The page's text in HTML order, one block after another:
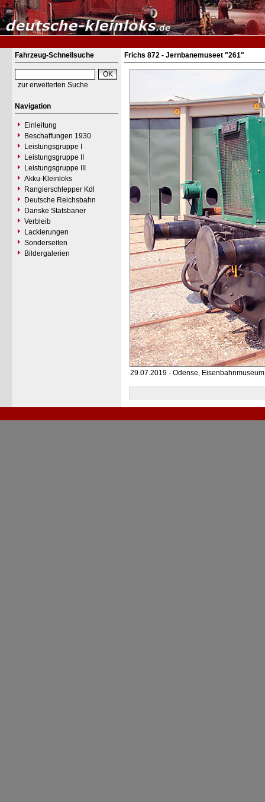
Fahrzeug-Schnellsuche
zur erweiterten Suche
Navigation
Einleitung
Beschaffungen 1930
Leistungsgruppe I
Leistungsgruppe II
Leistungsgruppe III
Akku-Kleinloks
Rangierschlepper Kdl
Deutsche Reichsbahn
Danske Statsbaner
Verbleib
Lackierungen
Sonderseiten
Bildergalerien
Frichs 872 - Jernbanemuseet "261"
29.07.2019 - Odense,